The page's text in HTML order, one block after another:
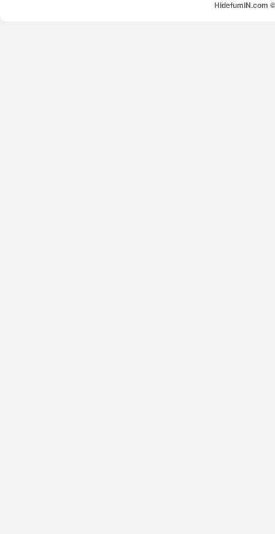
HidefumiN.com